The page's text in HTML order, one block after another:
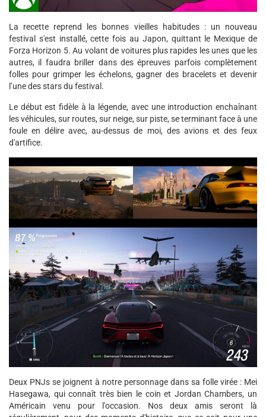
La recette reprend les bonnes vieilles habitudes : un nouveau
festival s'est installé, cette fois au Japon, quittant le Mexique de
Forza Horizon 5. Au volant de voitures plus rapides les unes que les
autres, il faudra briller dans des épreuves parfois complètement
folles pour grimper les échelons, gagner des bracelets et devenir
l’une des stars du festival.
Le début est fidèle à la légende, avec une introduction enchaînant
les véhicules, sur routes, sur neige, sur piste, se terminant face à une
foule en délire avec, au-dessus de moi, des avions et des feux
d'artifice.
Deux PNJs se joignent à notre personnage dans sa folle virée : Mei
Hasegawa, qui connaît très bien le coin et Jordan Chambers, un
Américain venu pour l'occasion. Nos deux amis seront là